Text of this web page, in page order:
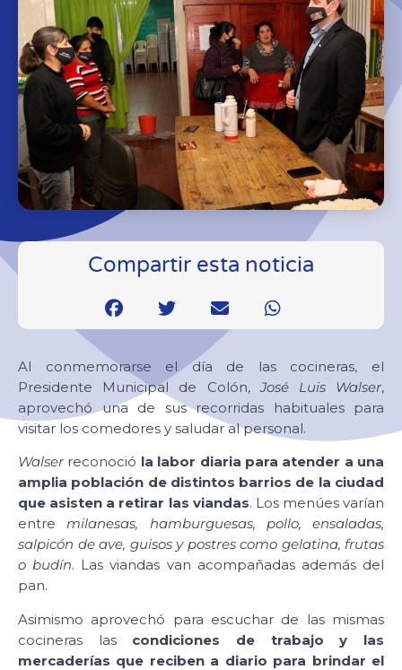
Compartir esta noticia
Al conmemorarse el día de las cocineras, el
Presidente Municipal de Colón,José Luis Walser,
aprovechó una de sus recorridas habituales para
visitar los comedores y saludar al personal.
Walserreconoció la labor diaria para atender a una
amplia población de distintos barrios de la ciudad
que asisten a retirar las viandas. Los menúes varían
entremilanesas, hamburguesas, pollo, ensaladas,
salpicón de ave, guisos y postres como gelatina, frutas
o budín. Las viandas van acompañadas además del
pan.
Asimismo aprovechó para escuchar de las mismas
cocineras las condiciones de trabajo y las
mercaderías que reciben a diario para brindar el